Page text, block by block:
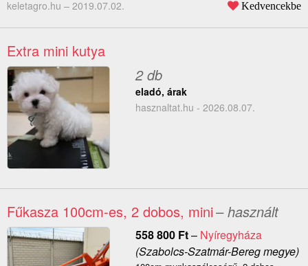
keletagro.hu – 2019.07.02. Kedvencekbe
Extra mini kutya
2 db
eladó, árak
hasznaltat.hu - 2026.08.07.
Fűkasza 100cm-es, 2 dobos, mini– használt
558 800 Ft– Nyíregyháza
(Szabolcs-Szatmár-Bereg megye)